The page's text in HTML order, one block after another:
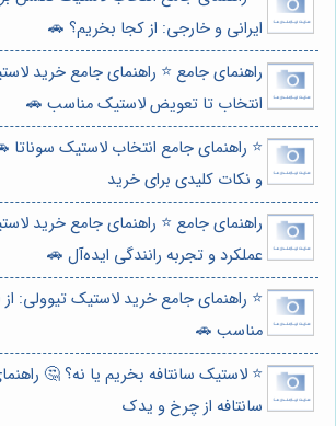
ایرانی و خارجی: از کجا بخریم؟ 🚗
راهنمای جامع ⭐️ راهنمای جامع خرید
انتخاب تا تعویض لاستیک مناسب 🚗
⭐️ راهنمای جامع انتخاب لاستیک سوناتا
و نکات کلیدی برای خرید
راهنمای جامع ⭐️ راهنمای جامع خرید
عملکرد و تجربه رانندگی ایده‌آل 🚗
⭐️ راهنمای جامع خرید لاستیک تیوولی:
مناسب 🚗
⭐️ لاستیک سانتافه بخریم یا نه؟ 🤔
سانتافه از چرخ و یدک